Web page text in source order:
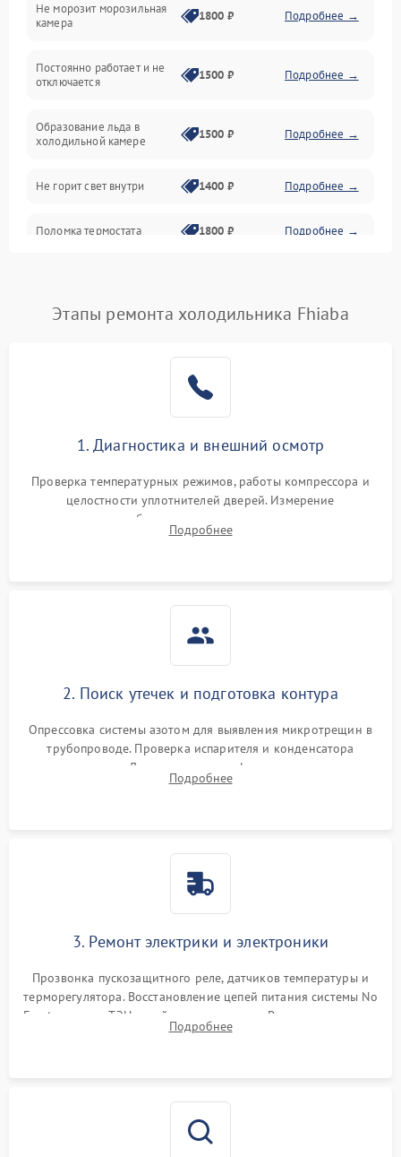
Дренаж
Не морозит морозильная
камера
1800 ₽ Подробнее →
Постоянно работает и не
отключается
1500 ₽ Подробнее →
Образование льда в
холодильной камере
1500 ₽ Подробнее →
Не горит свет внутри 1400 ₽ Подробнее →
Поломка термостата 1800 ₽ Подробнее →
Поломка системы No Frost 2600 ₽ Подробнее →
работе
2000 ₽ Подробнее →
1000 ₽
1800 ₽
Этапы ремонта холодильника Fhiaba
1. Диагностика и внешний осмотр
Проверка температурных режимов, работы компрессора и
целостности уплотнителей дверей. Измерение
сопротивления обмоток мотора, проверка термостата и
считывание кодов ошибок с электронного дисплея.
Подробнее
2. Поиск утечек и подготовка контура
Опрессовка системы азотом для выявления микротрещин в
трубопроводе. Проверка испарителя и конденсатора
течеискателем. Демонтаж старого фильтра-осушителя и
продувка капиллярной трубки для устранения засоров.
Подробнее
3. Ремонт электрики и электроники
Прозвонка пускозащитного реле, датчиков температуры и
терморегулятора. Восстановление цепей питания системы No
Frost, включая ТЭН оттайки и вентилятор. Ремонт или замена
платы управления при сбоях алгоритмов.
Подробнее